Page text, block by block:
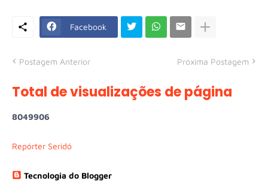
Facebook
Postagem Anterior Próxima Postagem
Total de visualizações de página
8049906
Repórter Seridó
Tecnologia do Blogger